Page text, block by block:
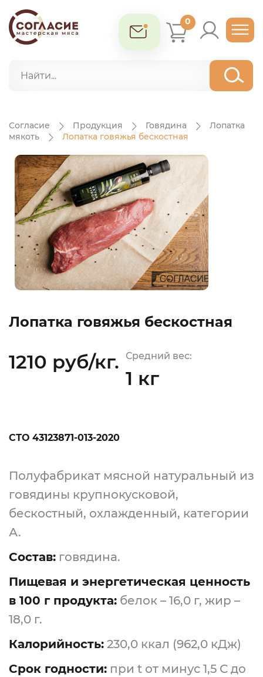
0
Согласие Продукция Говядина
Лопатка
мякоть
Лопатка говяжья бескостная
Лопатка говяжья бескостная
1210 руб/кг. Средний вес:
1 кг
СТО 43123871-013-2020
Полуфабрикат мясной натуральный из
говядины крупнокусковой,
бескостный, охлажденный, категории
А.
Состав: говядина.
Пищевая и энергетическая ценность
в 100 г продукта: белок – 16,0 г, жир –
18,0 г.
Калорийность: 230,0 ккал (962,0 кДж)
Срок годности: при t от минус 1,5 С до